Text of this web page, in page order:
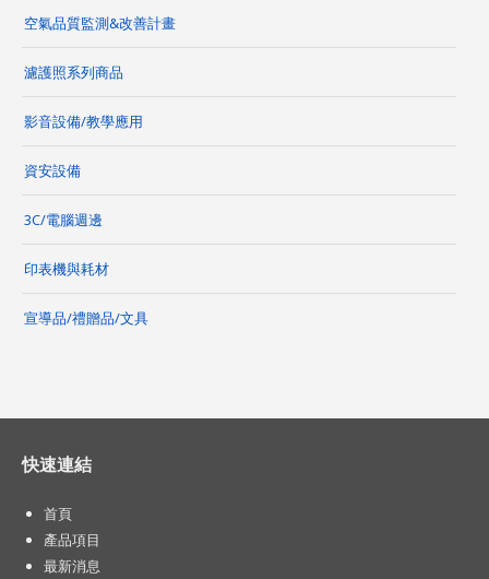
空氣品質監測&改善計畫
濾護照系列商品
影音設備/教學應用
資安設備
3C/電腦週邊
印表機與耗材
宣導品/禮贈品/文具
快速連結
首頁
產品項目
最新消息